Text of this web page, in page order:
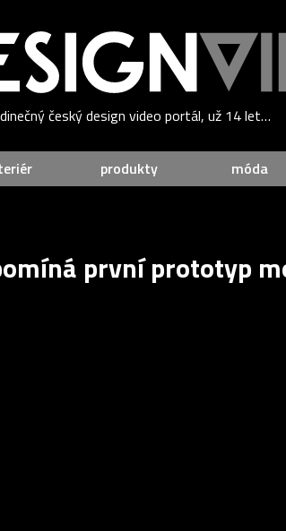
český design video portál, už 14 let…
produkty móda
první prototyp